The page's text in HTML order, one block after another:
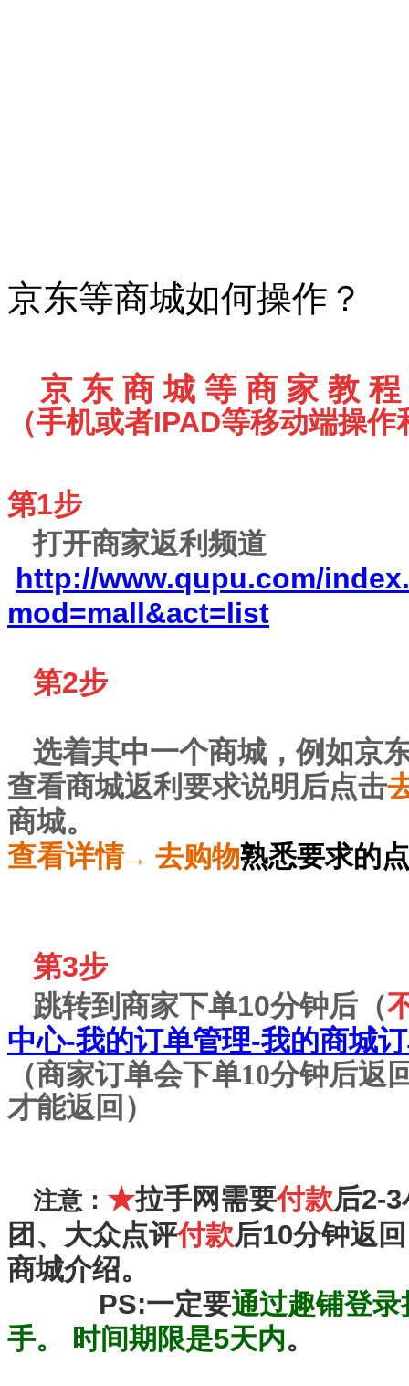
京东等商城如何操作？
京 东 商 城 等 商 家 教 程
（手机或者IPAD等移动端操作
第1步
打开商家返利频道
http://www.qupu.com/
mod=mall&act=list
第2步
选着其中一个商城，例如京
查看商城返利要求说明后点击
商城。
查看详情→ 去购物熟悉要求的
第3步
跳转到商家下单10分钟后（
中心-我的订单管理-我的商城
（商家订单会下单10分钟后
才能返回）
注意： ★拉手网需要付款后2-
团、大众点评付款后10分钟返
商城介绍。
PS:一定要通过趣铺登
手。 时间期限是5天内。